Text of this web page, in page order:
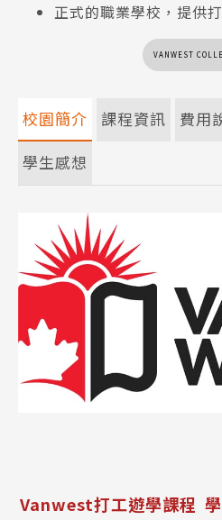
正式的職業學校，提供
VANWEST
校園簡介
Vanwest打工遊學課程
課程資訊 費用
學生感想